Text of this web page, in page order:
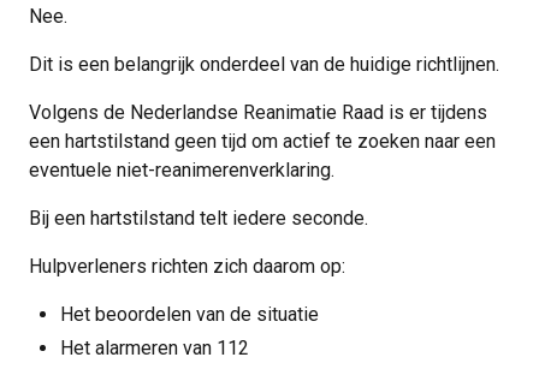
Nee.
Dit is een belangrijk onderdeel van de huidige richtlijnen.
Volgens de Nederlandse Reanimatie Raad is er tijdens
een hartstilstand geen tijd om actief te zoeken naar een
eventuele niet-reanimerenverklaring.
Bij een hartstilstand telt iedere seconde.
Hulpverleners richten zich daarom op:
Het beoordelen van de situatie
Het alarmeren van 112